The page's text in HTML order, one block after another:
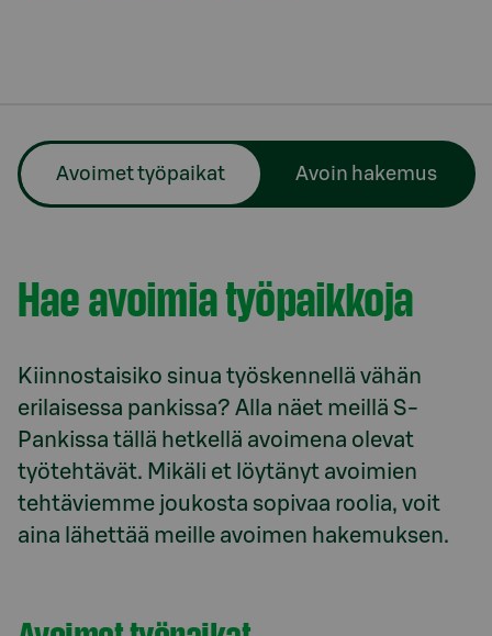
Avoimet työpaikat Avoin hakemus
Hae avoimia työpaikkoja
Kiinnostaisiko sinua työskennellä vähän
erilaisessa pankissa? Alla näet meillä S-
Pankissa tällä hetkellä avoimena olevat
työtehtävät. Mikäli et löytänyt avoimien
tehtäviemme joukosta sopivaa roolia, voit
aina lähettää meille avoimen hakemuksen.